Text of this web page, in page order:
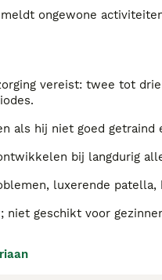
ongewone
vereist: twee tot
als hij niet goed
bij langdurig
luxerende
niet geschikt voor